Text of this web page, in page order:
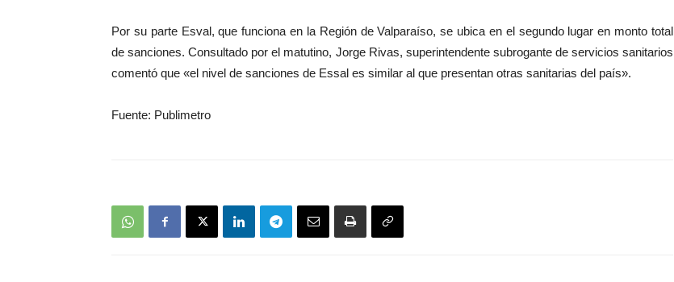
Por su parte Esval, que funciona en la Región de Valparaíso, se ubica en el segundo lugar en monto total
de sanciones. Consultado por el matutino, Jorge Rivas, superintendente subrogante de servicios sanitarios
comentó que «el nivel de sanciones de Essal es similar al que presentan otras sanitarias del país».
Fuente: Publimetro